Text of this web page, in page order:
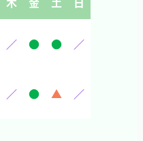
／ ● ● ／
／ ● ▲ ／